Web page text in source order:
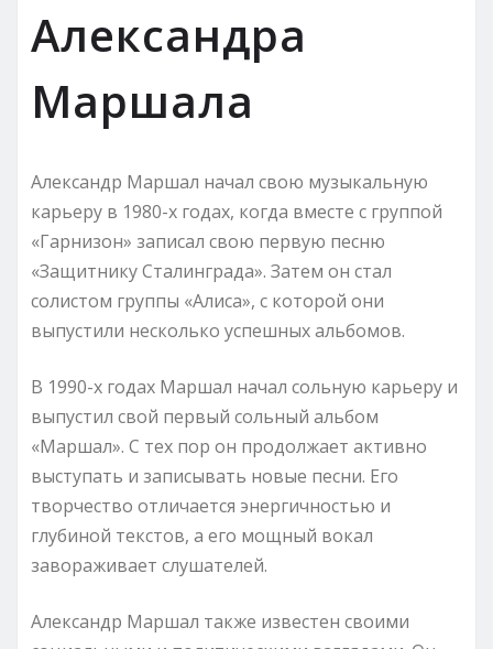
Александра
Маршала
Александр Маршал начал свою музыкальную
карьеру в 1980-х годах, когда вместе с группой
«Гарнизон» записал свою первую песню
«Защитнику Сталинграда». Затем он стал
солистом группы «Алиса», с которой они
выпустили несколько успешных альбомов.
В 1990-х годах Маршал начал сольную карьеру и
выпустил свой первый сольный альбом
«Маршал». С тех пор он продолжает активно
выступать и записывать новые песни. Его
творчество отличается энергичностью и
глубиной текстов, а его мощный вокал
завораживает слушателей.
Александр Маршал также известен своими